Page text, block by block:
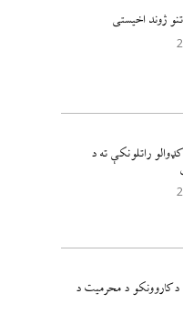
کډوالو راتلونکې ته د
د کاروونکو د محرمیت د